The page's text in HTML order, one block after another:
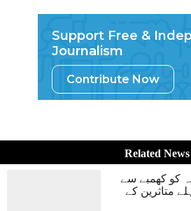
Support Free &
Journalism
Contribute Now
Related News
کو کھمبے سے
متاثرین کے